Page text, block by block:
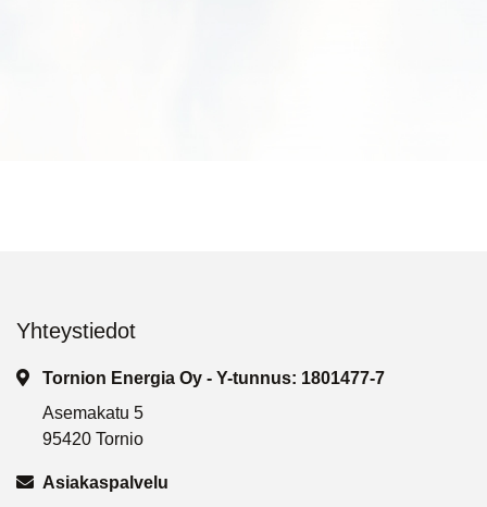
Yhteystiedot
Tornion Energia Oy - Y-tunnus: 1801477-7
Asemakatu 5
95420 Tornio
Asiakaspalvelu